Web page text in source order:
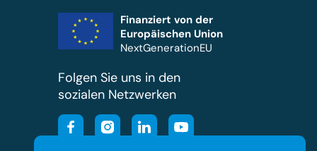
Finanziert von der
Europäischen Union
NextGenerationEU
Folgen Sie uns in den
sozialen Netzwerken